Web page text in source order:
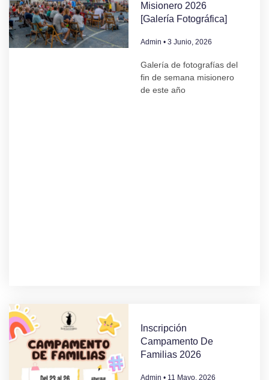
Misionero 2026
[Galería Fotográfica]
Admin 3 Junio, 2026
Galería de fotografías del
fin de semana misionero
de este año
Inscripción
Campamento De
Familias 2026
Admin 11 Mayo, 2026